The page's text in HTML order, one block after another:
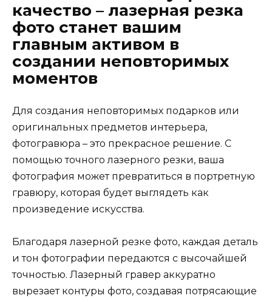
качество – лазерная резка
фото станет вашим
главным активом в
создании неповторимых
моментов
Для создания неповторимых подарков или
оригинальных предметов интерьера,
фотогравюра – это прекрасное решение. С
помощью точного лазерного резки, ваша
фотография может превратиться в портретную
гравюру, которая будет выглядеть как
произведение искусства.
Благодаря лазерной резке фото, каждая деталь
и тон фотографии передаются с высочайшей
точностью. Лазерный гравер аккуратно
вырезает контуры фото, создавая потрясающие